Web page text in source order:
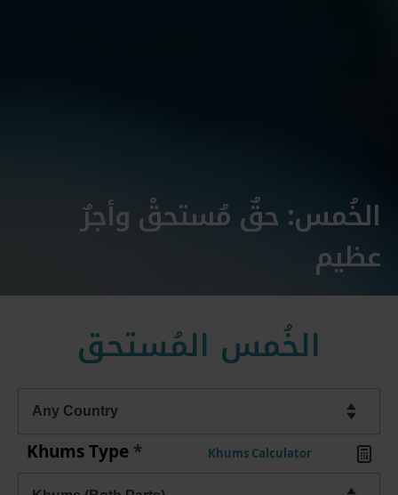
الخُمس: حقٌ مُستحقْ وأجرٌ
عظيم
الخُمس المُستحق
Khums Type * Khums Calculator